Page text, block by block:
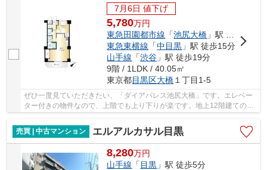
7月6日 値下げ
5,780万円
東急田園都市線 「池尻大橋 」駅 徒歩6分
東急東横線 「中目黒 」駅 徒歩15分
山手線 「渋谷 」駅 徒歩19分
9階 / 1LDK / 40.05㎡
東京都目黒区大橋 １丁目1-5
ぜひ一度見ていただきたい、「ダイアパレス池尻大橋」です。エレベー
ター付きの物件なので、上階でも上り下りが楽です。地上12階建ての物
売買 | 中古マンション
エルアルカサル目黒
8,280万円
山手線 「 目黒 」駅 徒歩5分